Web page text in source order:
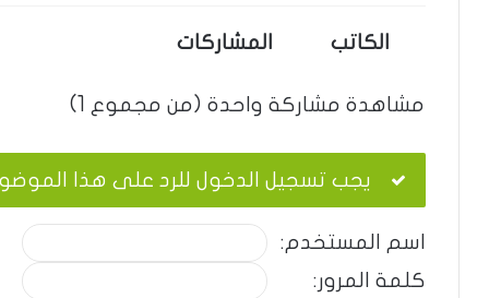
الكاتب المشاركات
مشاهدة مشاركة واحدة (من مجموع 1)
يجب تسجيل الدخول للرد على هذا
اسم المستخدم:
كلمة المرور: